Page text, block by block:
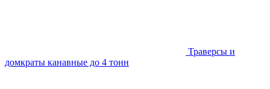
Траверсы и
домкраты канавные до 4 тонн